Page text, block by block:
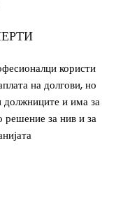
користи
на долгови, но
должниците и има за
решение за нив и за